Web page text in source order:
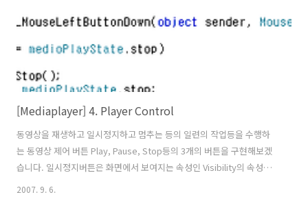
[Mediaplayer] 4. Player Control
동영상을 재생하고 일시정지하고 멈추는 등의 일련의 작업등을 수행하
는 동영상 제어 버튼 Play, Pause, Stop등의 3개의 버튼을 구현해보겠
습니다. 일시정지버튼은 화면에서 보여지는 속성인 Visibility의 속성값
이 Collapsed(Refresh 버전으로 릴리즈 되면서 Hidden에서
2007. 9. 6.